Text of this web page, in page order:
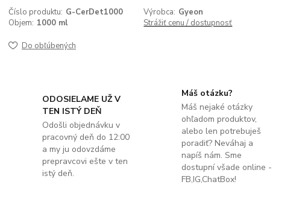
Číslo produktu: G-CerDet1000 Výrobca: Gyeon
Objem: 1000 ml Strážiť cenu / dostupnosť
Do obľúbených
ODOSIELAME UŽ V
TEN ISTÝ DEŇ
Odošli objednávku v
pracovný deň do 12:00
a my ju odovzdáme
prepravcovi ešte v ten
istý deň.
Máš otázku?
Máš nejaké otázky
ohľadom produktov,
alebo len potrebuješ
poradiť? Neváhaj a
napíš nám. Sme
dostupní všade online -
FB,IG,ChatBox!